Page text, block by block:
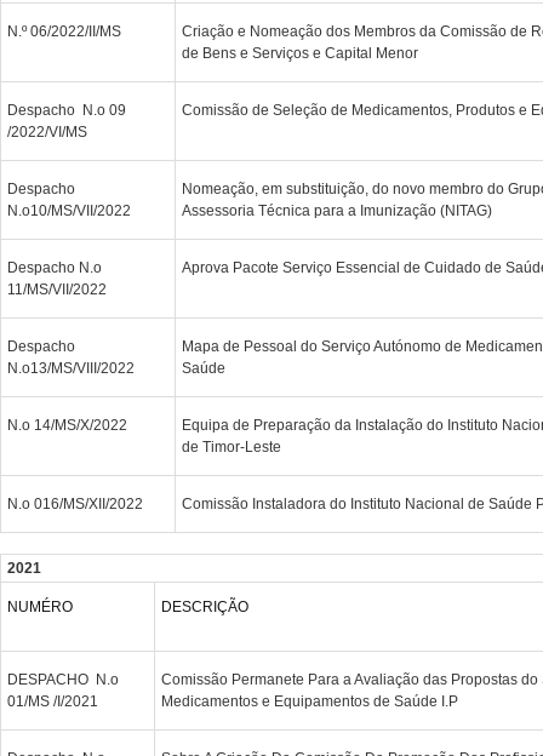
N.º 06/2022/II/MS
Criação e Nomeação dos Membros da Comissão de
de Bens e Serviços e Capital Menor
Despacho N.o 09
/2022/VI/MS
Comissão de Seleção de Medicamentos, Produtos e
Despacho
N.o10/MS/VII/2022
Nomeação, em substituição, do novo membro do
Assessoria Técnica para a Imunização (NITAG)
Despacho N.o
11/MS/VII/2022
Aprova Pacote Serviço Essencial de Cuidado de
Despacho
N.o13/MS/VIII/2022
Mapa de Pessoal do Serviço Autónomo de
Saúde
N.o 14/MS/X/2022
Equipa de Preparação da Instalação do Instituto
de Timor-Leste
N.o 016/MS/XII/2022 Comissão Instaladora do Instituto Nacional de Saúde
2021
NUMÉRO DESCRIÇÃO
DESPACHO N.o
01/MS /I/2021
Comissão Permanete Para a Avaliação das Propostas do
Medicamentos e Equipamentos de Saúde I.P